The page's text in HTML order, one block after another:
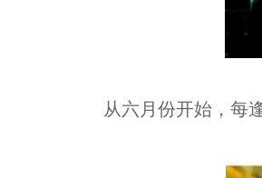
从六月份开始，每